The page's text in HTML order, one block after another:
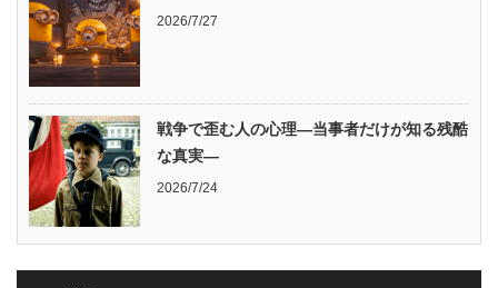
2026/7/27
戦争で歪む人の心理―当事者だけが知る残酷
な真実―
2026/7/24